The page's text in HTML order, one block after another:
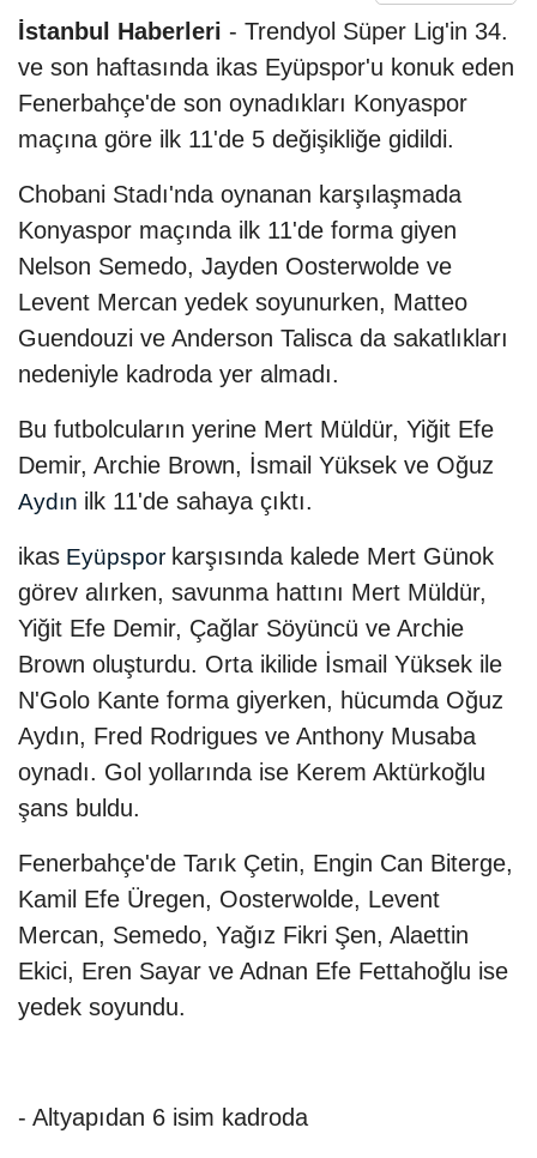
İstanbul Haberleri - Trendyol Süper Lig'in 34.
ve son haftasında ikas Eyüpspor'u konuk eden
Fenerbahçe'de son oynadıkları Konyaspor
maçına göre ilk 11'de 5 değişikliğe gidildi.
Chobani Stadı'nda oynanan karşılaşmada
Konyaspor maçında ilk 11'de forma giyen
Nelson Semedo, Jayden Oosterwolde ve
Levent Mercan yedek soyunurken, Matteo
Guendouzi ve Anderson Talisca da sakatlıkları
nedeniyle kadroda yer almadı.
Bu futbolcuların yerine Mert Müldür, Yiğit Efe
Demir, Archie Brown, İsmail Yüksek ve Oğuz
Aydın ilk 11'de sahaya çıktı.
ikas Eyüpspor karşısında kalede Mert Günok
görev alırken, savunma hattını Mert Müldür,
Yiğit Efe Demir, Çağlar Söyüncü ve Archie
Brown oluşturdu. Orta ikilide İsmail Yüksek ile
N'Golo Kante forma giyerken, hücumda Oğuz
Aydın, Fred Rodrigues ve Anthony Musaba
oynadı. Gol yollarında ise Kerem Aktürkoğlu
şans buldu.
Fenerbahçe'de Tarık Çetin, Engin Can Biterge,
Kamil Efe Üregen, Oosterwolde, Levent
Mercan, Semedo, Yağız Fikri Şen, Alaettin
Ekici, Eren Sayar ve Adnan Efe Fettahoğlu ise
yedek soyundu.
- Altyapıdan 6 isim kadroda